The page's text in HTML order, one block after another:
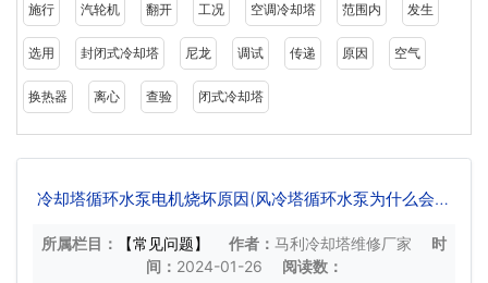
施行 汽轮机 翻开 工况 空调冷却塔 范围内 发生
选用 封闭式冷却塔 尼龙 调试 传递 原因 空气
换热器 离心 查验 闭式冷却塔
冷却塔循环水泵电机烧坏原因(风冷塔循环水泵为什么会烧
所属栏目： 【常见问题】 作者： 马利冷却塔维修厂家
时
间： 2024-01-26 阅读数：